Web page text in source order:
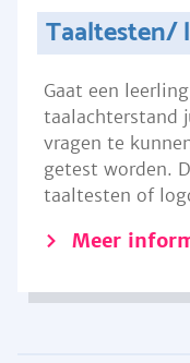
Taaltesten/
Gaat een
taalachterstand
vragen te
getest worden.
taaltesten of
Meer